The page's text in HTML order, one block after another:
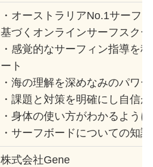
・オーストラリアNo.1サーフ
基づくオンラインサーフスク
・感覚的なサーフィン指導を
ート
・海の理解を深めなみのパワ
・課題と対策を明確にし自信
・身体の使い方がわかるよう
・サーフボードについての知
株式会社Gene